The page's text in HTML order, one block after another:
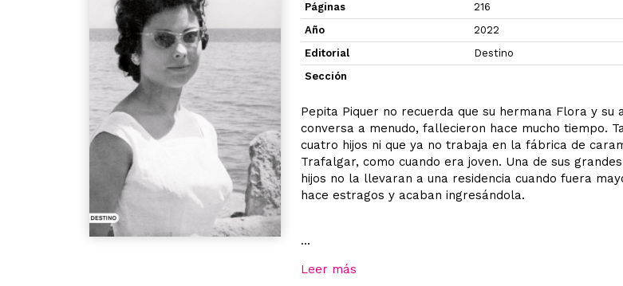
Páginas
216
Año
2022
Editorial
Destino
Sección
Pepita Piquer no recuerda que su hermana Flora y su
conversa a menudo, fallecieron hace mucho tiempo.
cuatro hijos ni que ya no trabaja en la fábrica de
Trafalgar, como cuando era joven. Una de sus
hijos no la llevaran a una residencia cuando fuera
hace estragos y acaban ingresándola.
...
Leer más